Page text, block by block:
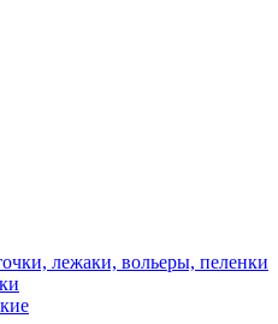
лежаки, вольеры, пеленки